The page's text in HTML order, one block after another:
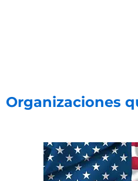
Organizaciones